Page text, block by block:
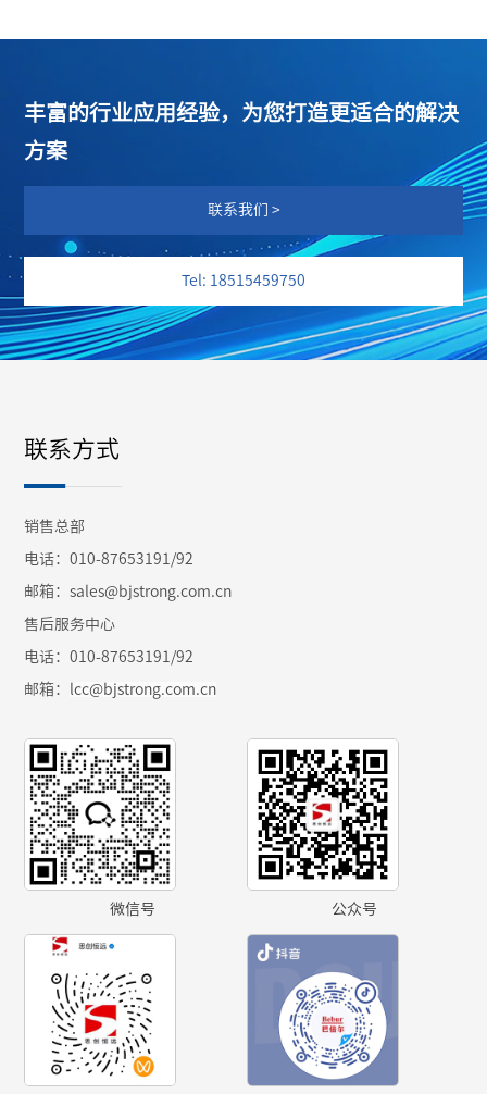
丰富的行业应用经验，为您打造更适合的解决
方案
联系我们 >
Tel: 18515459750
微信号 公众号
联系方式
销售总部
电话：010-87653191/92
邮箱：sales@bjstrong.com.cn
售后服务中心
电话：010-87653191/92
邮箱： lcc@bjstrong.com.cn